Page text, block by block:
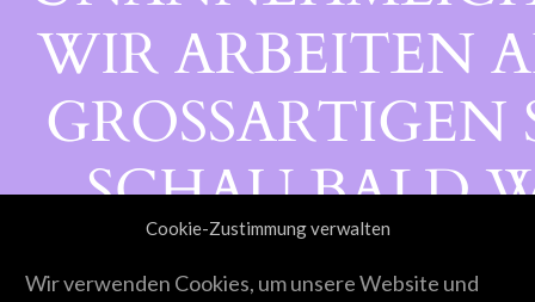
Cookie-Zustimmung verwalten
Wir verwenden Cookies, um unsere Website und
WIR ARBEITEN
GROSSARTIGEN
CHAU BALD
ORBEI!